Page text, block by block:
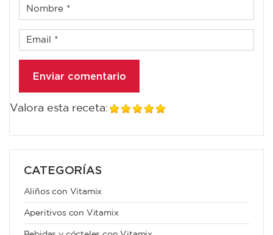
Valora esta receta:
CATEGORÍAS
Aliños con Vitamix
Aperitivos con Vitamix